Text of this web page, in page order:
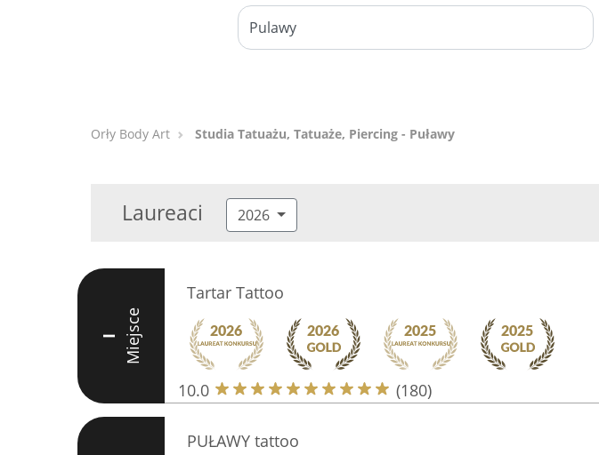
Orły Body Art Studia Tatuażu, Tatuaże, Piercing - Puławy
Laureaci 2026
I Miejsce
Tartar Tattoo
10.0 (180)
PUŁAWY tattoo